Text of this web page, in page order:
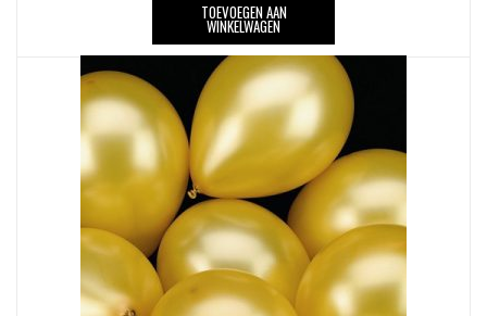
TOEVOEGEN AAN
WINKELWAGEN